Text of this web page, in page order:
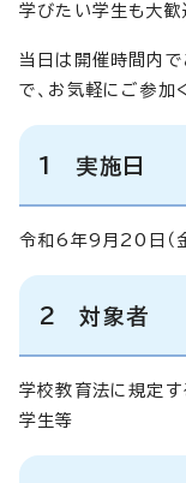
学びたい学生も大歓
当日は開催時間内
で、お気軽にご参加
1 実施日
令和6年9月20日（
2 対象者
学校教育法に規定す
学生等